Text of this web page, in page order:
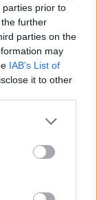
parties prior to
further
parties on the
may
IAB’s List of
it to other
more Google
may click to
party tags to
below Google